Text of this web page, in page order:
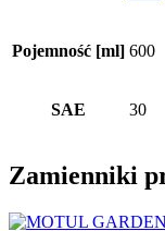
Pojemność [ml] 600
SAE 30
Zamienniki